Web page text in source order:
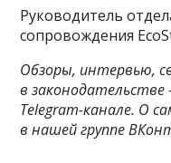
Руководитель
сопровождения
Обзоры, интервью,
в
Telegram-канале. О
в нашей группе